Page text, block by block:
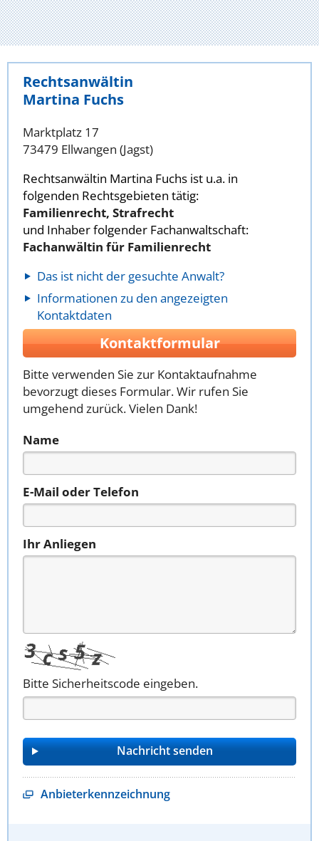
Rechtsanwältin
Martina Fuchs
Marktplatz 17
73479 Ellwangen (Jagst)
Rechtsanwältin Martina Fuchs ist u.a. in
folgenden Rechtsgebieten tätig:
Familienrecht, Strafrecht
und Inhaber folgender Fachanwaltschaft:
Fachanwältin für Familienrecht
Das ist nicht der gesuchte Anwalt?
Informationen zu den angezeigten
Kontaktdaten
Kontaktformular
Bitte verwenden Sie zur Kontaktaufnahme
bevorzugt dieses Formular. Wir rufen Sie
umgehend zurück. Vielen Dank!
Name
E-Mail oder Telefon
Ihr Anliegen
Bitte Sicherheitscode eingeben.
Anbieterkennzeichnung